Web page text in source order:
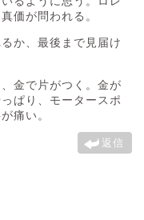
価が問われる。
か、最後まで見届け
金で片がつく。金が
ぱり、モータースポ
痛い。
返信